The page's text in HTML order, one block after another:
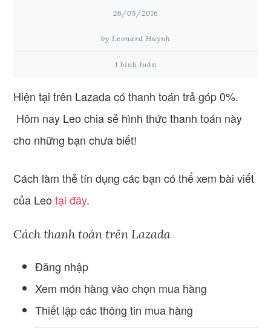
26/05/2016
by Leonard Huynh
1 bình luận
Hiện tại trên Lazada có thanh toán trả góp 0%.
Hôm nay Leo chia sẻ hình thức thanh toán này
cho những bạn chưa biết!
Cách làm thẻ tín dụng các bạn có thể xem bài viết
của Leotại đây.
Cách thanh toán trên Lazada
Đăng nhập
Xem món hàng vào chọn mua hàng
Thiết lập các thông tin mua hàng